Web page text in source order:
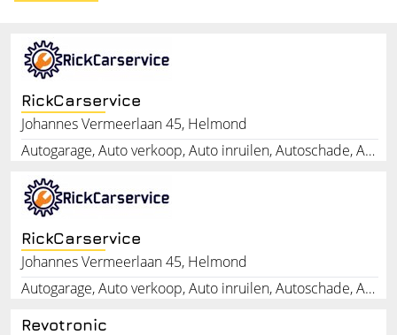
RickCarservice
Johannes Vermeerlaan 45, Helmond
Autogarage, Auto verkoop, Auto inruilen, Autoschade, Autobanden, Uitlaat vervangen auto, Kleine beurt, Autoservice, Auto uitdeuken, Auto krassen
RickCarservice
Johannes Vermeerlaan 45, Helmond
Autogarage, Auto verkoop, Auto inruilen, Autoschade, Autobanden, Uitlaat vervangen auto, Kleine beurt, Autoservice, Auto uitdeuken, Auto krassen
Revotronic